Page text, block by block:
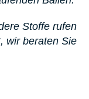
Stoffe rufen
wir beraten Sie